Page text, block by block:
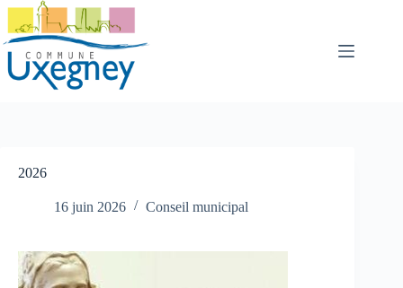
Passer
contenu
2026
16 juin 2026 Conseil municipal